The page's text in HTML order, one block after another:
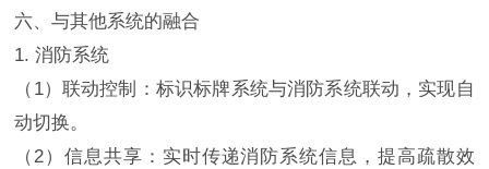
六、与其他系统的融合
1. 消防系统
（1）联动控制：标识标牌系统与消防系统联动，实现自
动切换。
（2）信息共享：实时传递消防系统信息，提高疏散效